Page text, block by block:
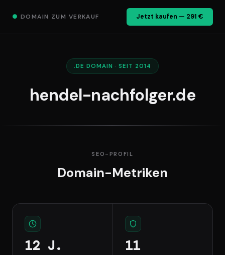
● DOMAIN ZUM VERKAUF Jetzt kaufen — 291 €
.DE DOMAIN · SEIT 2014
hendel-nachfolger.de
SEO-PROFIL
Domain-Metriken
12 J. 11